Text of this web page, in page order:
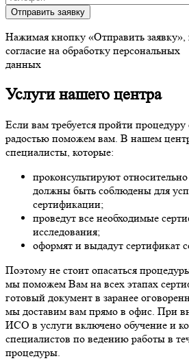
Отправить заявку
Нажимая кнопку «Отправить заявку»,
согласие на обработку персональных
данных
Услуги нашего центра
Если вам требуется пройти
радостью поможем вам. В нашем
специалисты, которые:
проконсультируют
должны быть соблюдены для
сертификации;
проведут все необходимые
исследования;
оформят и выдадут сертификат
Поэтому не стоит опасаться
мы поможем Вам на всех этапах
готовый документ в заранее
мы доставим вам прямо в офис. При
ИСО в услуги включено обучение и
специалистов по ведению работы в
процедуры.